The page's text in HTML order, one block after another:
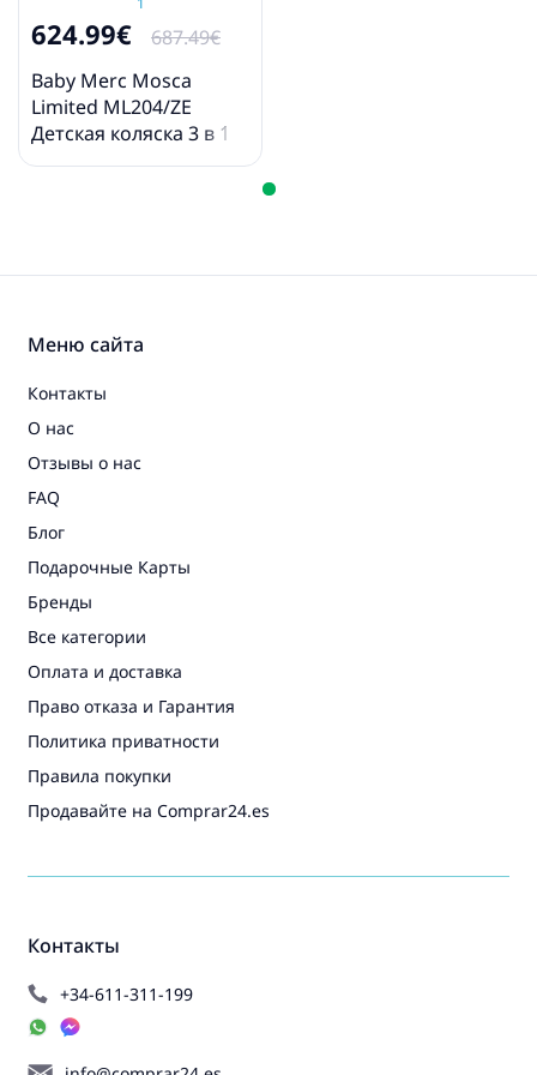
- москитная сетка
- держатель для бутылочки
- автокресло
- адаптеры
* Фотографии представлены только как пример,
и предназначены для демонстрации свойств
товара. Оригинальный цвет продукта указан на 1
624.99€
687.49€
Baby Merc Mosca
Limited ML204/ZE
Детская коляска 3 в 1
Контакты
+34-611-311-199
Меню сайта
Контакты
О нас
Отзывы о нас
FAQ
Блог
Подарочные Карты
Бренды
Все категории
Оплата и доставка
Право отказа и Гарантия
Политика приватности
Правила покупки
Продавайте на Comprar24.es